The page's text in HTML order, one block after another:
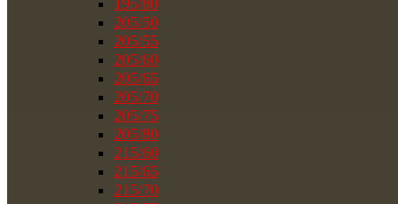
195/80
205/50
205/55
205/60
205/65
205/70
205/75
205/80
215/60
215/65
215/70